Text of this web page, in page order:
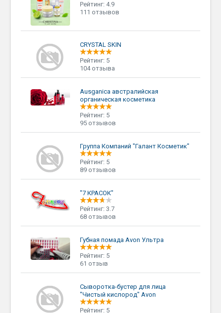
Рейтинг: 4.9
111 отзывов
CRYSTAL SKIN
Рейтинг: 5
104 отзыва
Ausganica австралийская
органическая косметика
Рейтинг: 5
95 отзывов
Группа Компаний "Галант Косметик"
Рейтинг: 5
89 отзывов
"7 КРАСОК"
Рейтинг: 3.7
68 отзывов
Губная помада Avon Ультра
Рейтинг: 5
61 отзыв
Сыворотка-бустер для лица
"Чистый кислород" Avon
Рейтинг: 5